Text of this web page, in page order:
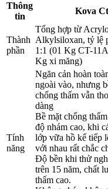
Thông
tin
Kova
Thành
phần
Tổng hợp từ
Alkylsiloxan, tỷ lệ
1:1 (01 Kg CT-
Kg xi măng)
Tính
năng
Ngăn cản hoàn
ngoài vào, nhưng
chống thấm vẫn
dàng
Bề mặt chống
độ nhám cao, khi
lớp vữa hồ kế tiếp
với nhau rất chắc
Độ bền khi thử
trên 15 năm, chất
thấm cao.